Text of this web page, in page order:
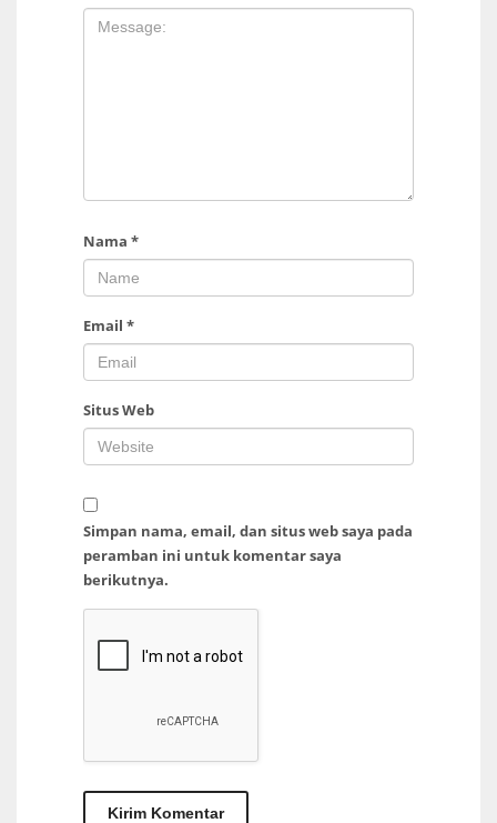
Nama *
Email *
Situs Web
Simpan nama, email, dan situs web saya pada
peramban ini untuk komentar saya
berikutnya.